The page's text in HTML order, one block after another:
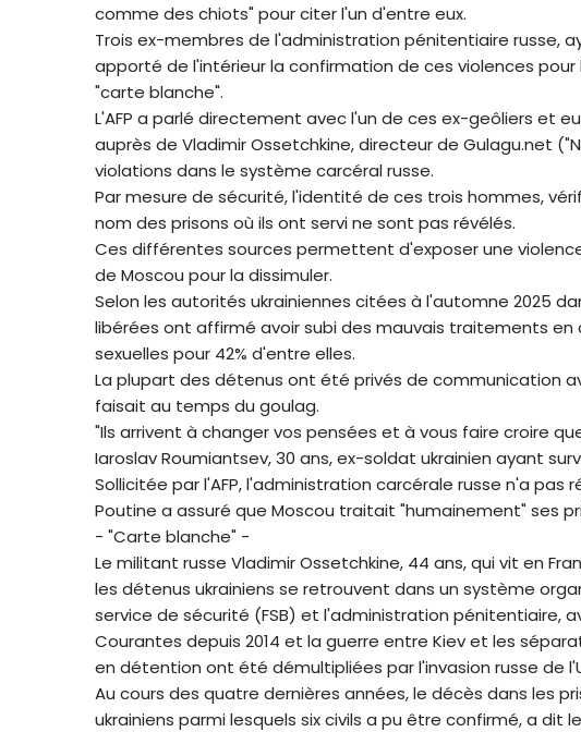
comme des chiots" pour citer l'un d'entre eux.
Trois ex-membres de l'administration pénitentiaire russe,
apporté de l'intérieur la confirmation de ces violences pour
"carte blanche".
L'AFP a parlé directement avec l'un de ces ex-geôliers et
auprès de Vladimir Ossetchkine, directeur de Gulagu.net
violations dans le système carcéral russe.
Par mesure de sécurité, l'identité de ces trois hommes,
nom des prisons où ils ont servi ne sont pas révélés.
Ces différentes sources permettent d'exposer une
de Moscou pour la dissimuler.
Selon les autorités ukrainiennes citées à l'automne 2025
libérées ont affirmé avoir subi des mauvais traitements
sexuelles pour 42% d'entre elles.
La plupart des détenus ont été privés de communication
faisait au temps du goulag.
"Ils arrivent à changer vos pensées et à vous faire croire
Iaroslav Roumiantsev, 30 ans, ex-soldat ukrainien ayant
Sollicitée par l'AFP, l'administration carcérale russe n'a pas
Poutine a assuré que Moscou traitait "humainement" ses
- "Carte blanche" -
Le militant russe Vladimir Ossetchkine, 44 ans, qui vit en
les détenus ukrainiens se retrouvent dans un système
service de sécurité (FSB) et l'administration pénitentiaire,
Courantes depuis 2014 et la guerre entre Kiev et les
en détention ont été démultipliées par l'invasion russe de
Au cours des quatre dernières années, le décès dans les
ukrainiens parmi lesquels six civils a pu être confirmé, a dit